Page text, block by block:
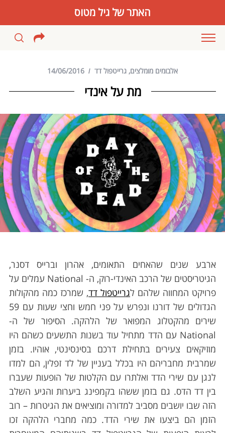
אלבומים מומלצים, גרייטפול דד 14/06/2016
מת על אינדי
ארבע שנים שהאחים התאומים, אהרון וברייס דסנר,
הגיטריסטים של הרכב האינדי-רוק, ה- National עמלים על
פרויקט המחווה שלהם לגרייטפול דד, שמרכז כמה מהקולות
הגדולים של דורנו ונפרש על פני חמש וחצי שעות עם 59
שירים מהקטלוג המפואר של הלהקה. הסיפור של ה-
National עם הדד מתחיל עוד בשנות התשעים כשהם היו
מוזיקאים צעירים בתחילת דרכם בסינסינטי, אוהיו. בזמן
שמרבית מחבריהם היו בכלל בעניין של לד זפלין, הם למדו
לנגן עם שירי הדד ואלתרו עם הקלטות של הופעות שעברו
בין דד הדס. גם בזמן ששהו בקמפינג ביערות והגיע השלב
הזה שבו יושבים מסביב למדורה ומוציאים את הגיטרות – רוב
הזמן הם ביצעו את שירי הדד. כמה מחברי הלהקה זכו
האתר של גיל מטוס